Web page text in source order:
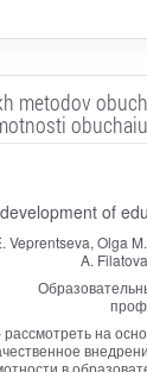
metodov
of
Veprentseva, Olga
A.
на
в